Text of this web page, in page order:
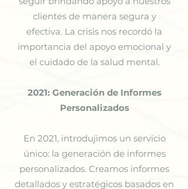
clientes de manera segura y
efectiva. La crisis nos recordó la
importancia del apoyo emocional y
el cuidado de la salud mental.
2021: Generación de Informes
Personalizados
En 2021, introdujimos un servicio
único: la generación de informes
personalizados. Creamos informes
detallados y estratégicos basados en